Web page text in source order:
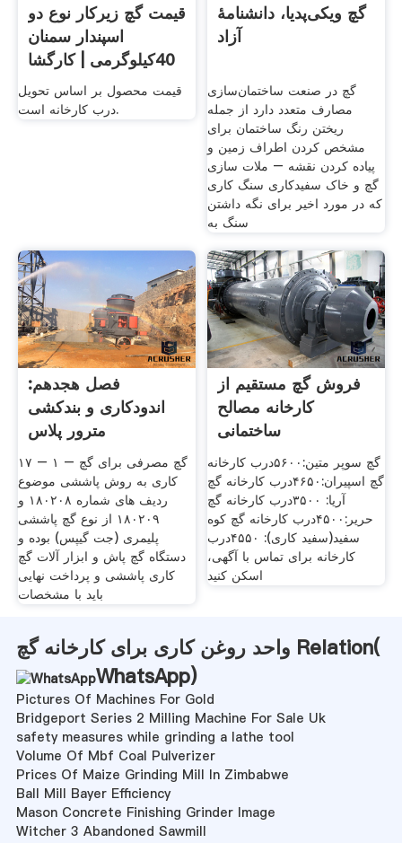
قیمت گچ زیرکار نوع دو
اسپندار سمنان
40کیلوگرمی | کارگشا
قیمت محصول بر اساس تحویل
درب کارخانه است.
گچ ویکی‌پدیا، دانشنامهٔ
آزاد
گچ در صنعت ساختمان‌سازی
مصارف متعدد دارد از جمله
ریختن رنگ ساختمان برای
مشخص کردن اطراف زمین و
پیاده کردن نقشه – ملات سازی
گچ و خاک سفیدکاری سنگ کاری
که در مورد اخیر برای نگه داشتن
سنگ به
فصل هجدهم:
اندودکاری و بندکشی
مترور پلاس
۱۷ – ۱ – گچ مصرفی برای گچ
کاری به روش پاششی موضوع
ردیف های شماره ۱۸۰۲۰۸ و
۱۸۰۲۰۹ از نوع گچ پاششی
پلیمری (جت گیپس) بوده و
دستگاه گچ پاش و ابزار آلات گچ
کاری پاششی و پرداخت نهایی
باید با مشخصات
فروش گچ مستقیم از
کارخانه مصالح
ساختمانی
گچ سوپر متین:۵۶۰۰درب کارخانه
گچ اسپیران:۴۶۵۰درب کارخانه گچ
آریا: ۳۵۰۰درب کارخانه گچ
حریر:۴۵۰۰درب کارخانه گچ کوه
سفید(سفید کاری): ۴۵۵۰درب
کارخانه برای تماس با آگهی،
اسکن کنید
واحد روغن کاری برای کارخانه گچ Relation(
WhatsApp)
Pictures Of Machines For Gold
Bridgeport Series 2 Milling Machine For Sale Uk
safety measures while grinding a lathe tool
Volume Of Mbf Coal Pulverizer
Prices Of Maize Grinding Mill In Zimbabwe
Ball Mill Bayer Efficiency
Mason Concrete Finishing Grinder Image
Witcher 3 Abandoned Sawmill